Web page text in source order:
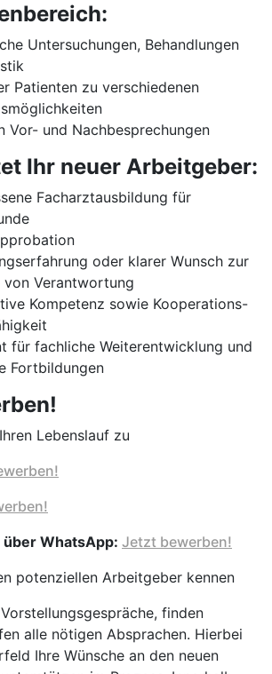
Untersuchungen, Behandlungen
Patienten zu verschiedenen
Vor- und Nachbesprechungen
Ihr neuer Arbeitgeber:
Facharztausbildung für
oder klarer Wunsch zur
von Verantwortung
Kompetenz sowie Kooperations-
für fachliche Weiterentwicklung und
Fortbildungen
Lebenslauf zu
WhatsApp: Jetzt bewerben!
potenziellen Arbeitgeber kennen
finden
alle nötigen Absprachen. Hierbei
Ihre Wünsche an den neuen